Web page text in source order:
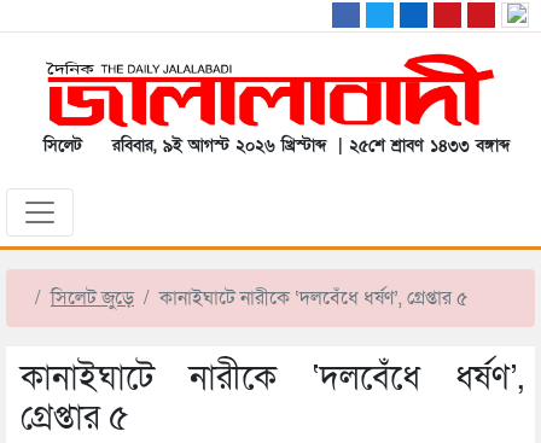
সিলেট রবিবার, ৯ই আগস্ট ২০২৬ খ্রিস্টাব্দ | ২৫শে শ্রাবণ ১৪৩৩ বঙ্গাব্দ
সিলেট জুড়ে কানাইঘাটে নারীকে ‘দলবেঁধে ধর্ষণ’, গ্রেপ্তার ৫
কানাইঘাটে নারীকে ‘দলবেঁধে ধর্ষণ’,
গ্রেপ্তার ৫